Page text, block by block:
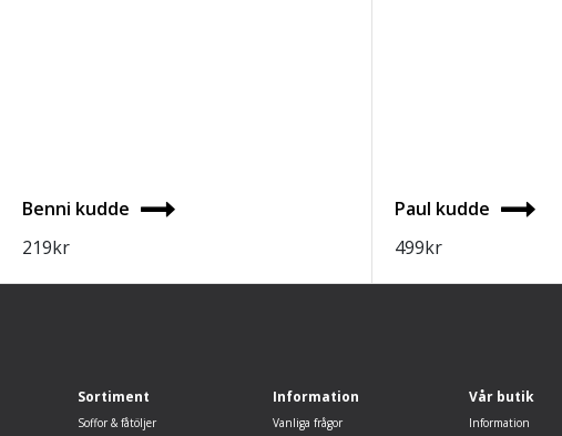
Benni kudde
219kr
Paul kudde
499kr
Sortiment
Soffor & fåtöljer
Information
Vanliga frågor
Vår butik
Information